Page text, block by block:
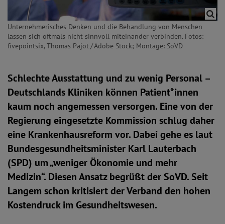
Unternehmerisches Denken und die Behandlung von Menschen
lassen sich oftmals nicht sinnvoll miteinander verbinden. Fotos:
fivepointsix, Thomas Pajot / Adobe Stock; Montage: SoVD
Schlechte Ausstattung und zu wenig Personal –
Deutschlands Kliniken können Patient*innen
kaum noch angemessen versorgen. Eine von der
Regierung eingesetzte Kommission schlug daher
eine Krankenhausreform vor. Dabei gehe es laut
Bundesgesundheitsminister Karl Lauterbach
(SPD) um „weniger Ökonomie und mehr
Medizin“. Diesen Ansatz begrüßt der SoVD. Seit
Langem schon kritisiert der Verband den hohen
Kostendruck im Gesundheitswesen.